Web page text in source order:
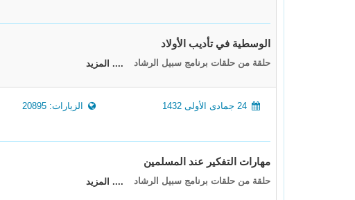
الوسطية في تأديب الأولاد
حلقة من حلقات برنامج سبيل الرشاد .... المزيد
الزيارات: 20895
مهارات التفكير عند المسلمين
حلقة من حلقات برنامج سبيل الرشاد .... المزيد